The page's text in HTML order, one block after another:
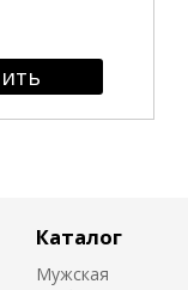
Каталог
Мужская